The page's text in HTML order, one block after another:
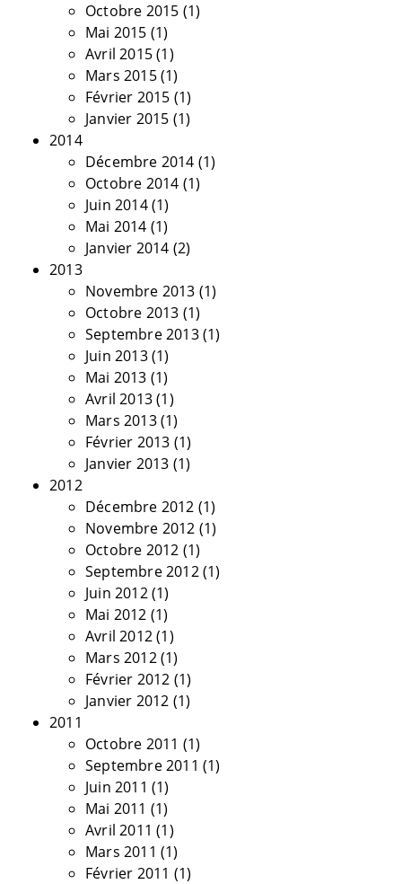
Octobre 2015 (1)
Mai 2015 (1)
Avril 2015(1)
Mars 2015(1)
Février 2015 (1)
Janvier 2015 (1)
2014
Décembre 2014 (1)
Octobre 2014 (1)
Juin 2014(1)
Mai 2014 (1)
Janvier 2014 (2)
2013
Novembre 2013 (1)
Octobre 2013 (1)
Septembre 2013(1)
Juin 2013(1)
Mai 2013 (1)
Avril 2013(1)
Mars 2013(1)
Février 2013 (1)
Janvier 2013 (1)
2012
Décembre 2012 (1)
Novembre 2012 (1)
Octobre 2012 (1)
Septembre 2012(1)
Juin 2012(1)
Mai 2012 (1)
Avril 2012(1)
Mars 2012(1)
Février 2012 (1)
Janvier 2012 (1)
2011
Octobre 2011 (1)
Septembre 2011 (1)
Juin 2011 (1)
Mai 2011 (1)
Avril 2011 (1)
Mars 2011 (1)
Février 2011 (1)